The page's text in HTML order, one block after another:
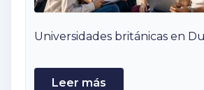
Universidades británicas en
Leer más